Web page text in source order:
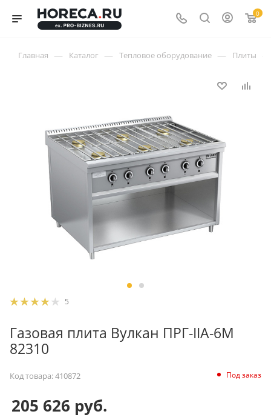
0
Главная — Каталог — Тепловое оборудование — Плиты
5
Газовая плита Вулкан ПРГ-IIA-6М
82310
Код товара:410872 Под заказ
205 626 руб.